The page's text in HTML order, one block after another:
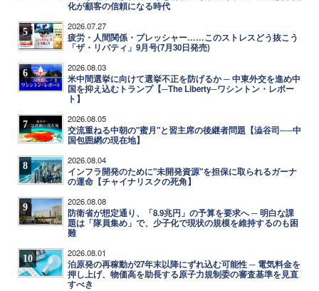
化が顧客の信頼になる時代
5 2026.07.27
疲労・人間関係・プレッシャー……このストレスどう抜こう
「ザ・リバティ」9月号(7月30日発売)
6 2026.08.03
米中間選挙に向けて選挙不正を防げるか ─ 中東外交を進め中
国を抑え込むトランプ【─The Liberty─ワシントン・レポー
ト】
7 2026.08.05
交流重ねる中朝の"蜜月"と習主席の後継者問題【澁谷司──中
国包囲網の現在地】
8 2026.08.04
インフラ開発のために"未開発資源"を担保に取られるガーナ
の運命【チャイナリスクの死角】
9 2026.08.08
防衛省が想定通り、「8.9兆円」の予算を要求へ ─ 明白な課
題は「隊員集め」で、少子化で現状の規模を維持するのも困
難
10 2026.08.01
泊原発の再稼動が27年末以降にずれ込む可能性 ─ 電気料金を
押し上げ、物価高を助長する原子力規制委の審査基準を見直
すべき